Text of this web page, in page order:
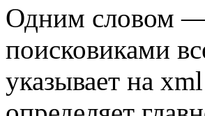
Одним словом —
поисковиками
указывает на